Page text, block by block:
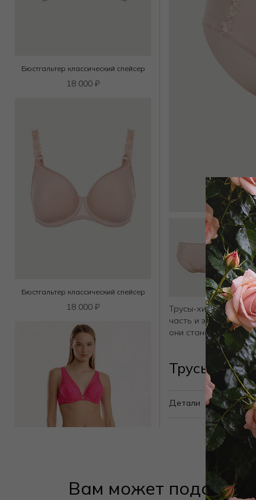
Бюстгальтер классический спейсер
18 000 ₽
Бюстгальтер классический спейсер
18 000 ₽
Трусы-хипстер со
часть и эластичное
они становятся
Трусы слип
Детали
Вам может подойти